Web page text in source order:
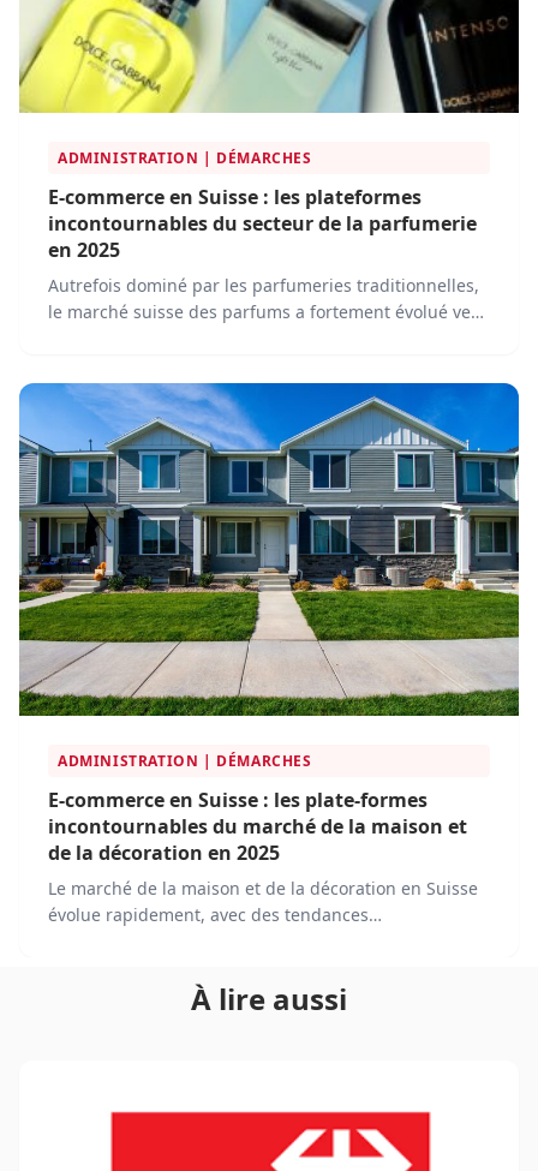
ADMINISTRATION | DÉMARCHES
E-commerce en Suisse : les plateformes
incontournables du secteur de la parfumerie
en 2025
Autrefois dominé par les parfumeries traditionnelles,
le marché suisse des parfums a fortement évolué vers
plateformes e-commerce innovantes.
ADMINISTRATION | DÉMARCHES
E-commerce en Suisse : les plate-formes
incontournables du marché de la maison et
de la décoration en 2025
Le marché de la maison et de la décoration en Suisse
évolue rapidement, avec des tendances
commerce occupent une place centrale dans l'achat
À lire aussi